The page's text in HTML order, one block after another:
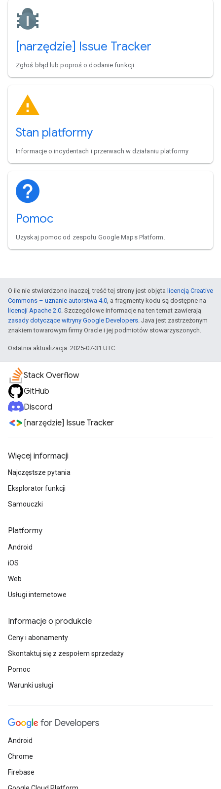
[narzędzie] Issue Tracker
Zgłoś błąd lub poproś o dodanie funkcji.
Stan platformy
Informacje o incydentach i przerwach w działaniu platformy
Pomoc
Uzyskaj pomoc od zespołu Google Maps Platform.
O ile nie stwierdzono inaczej, treść tej strony jest objęta licencją Creative
Commons – uznanie autorstwa 4.0, a fragmenty kodu są dostępne na
licencji Apache 2.0. Szczegółowe informacje na ten temat zawierają
zasady dotyczące witryny Google Developers. Java jest zastrzeżonym
znakiem towarowym firmy Oracle i jej podmiotów stowarzyszonych.
Ostatnia aktualizacja: 2025-07-31 UTC.
Stack Overflow
GitHub
Discord
[narzędzie] Issue Tracker
Więcej informacji
Najczęstsze pytania
Eksplorator funkcji
Samouczki
Platformy
Android
iOS
Web
Usługi internetowe
Informacje o produkcie
Ceny i abonamenty
Skontaktuj się z zespołem sprzedaży
Pomoc
Warunki usługi
Android
Chrome
Firebase